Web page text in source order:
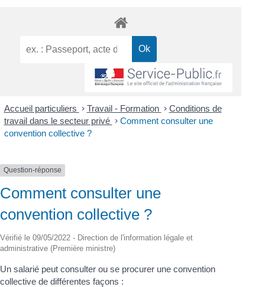
Accueil particuliers > Travail - Formation > Conditions de
travail dans le secteur privé > Comment consulter une
convention collective ?
Question-réponse
Comment consulter une
convention collective ?
Vérifié le 09/05/2022 - Direction de l'information légale et
administrative (Première ministre)
Un salarié peut consulter ou se procurer une convention
collective de différentes façons :